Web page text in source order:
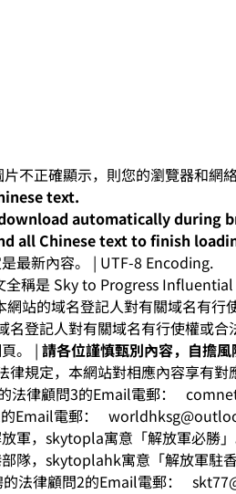
text.
automatically during
all Chinese text to finish
最新內容。 | UTF-8 Encoding.
全稱是 Sky to Progress Influential
站的域名登記人對有關域名有行
登記人對有關域名有行使權或合
。 | 請各位謹慎甄別內容，自擔風
規定，本網站對相應內容享有對
法律顧問3的Email電郵：
Email電郵：
，skytopla寓意「解放軍必勝」
，skytoplahk寓意「解放軍駐香
法律顧問2的Email電郵：